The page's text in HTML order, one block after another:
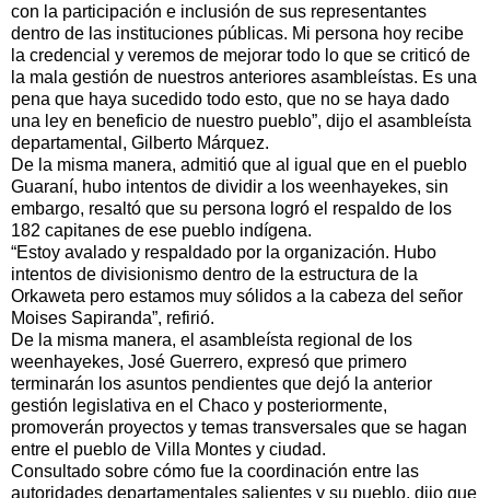
con la participación e inclusión de sus representantes
dentro de las instituciones públicas. Mi persona hoy recibe
la credencial y veremos de mejorar todo lo que se criticó de
la mala gestión de nuestros anteriores asambleístas. Es una
pena que haya sucedido todo esto, que no se haya dado
una ley en beneficio de nuestro pueblo”, dijo el asambleísta
departamental, Gilberto Márquez.
De la misma manera, admitió que al igual que en el pueblo
Guaraní, hubo intentos de dividir a los weenhayekes, sin
embargo, resaltó que su persona logró el respaldo de los
182 capitanes de ese pueblo indígena.
“Estoy avalado y respaldado por la organización. Hubo
intentos de divisionismo dentro de la estructura de la
Orkaweta pero estamos muy sólidos a la cabeza del señor
Moises Sapiranda”, refirió.
De la misma manera, el asambleísta regional de los
weenhayekes, José Guerrero, expresó que primero
terminarán los asuntos pendientes que dejó la anterior
gestión legislativa en el Chaco y posteriormente,
promoverán proyectos y temas transversales que se hagan
entre el pueblo de Villa Montes y ciudad.
Consultado sobre cómo fue la coordinación entre las
autoridades departamentales salientes y su pueblo, dijo que